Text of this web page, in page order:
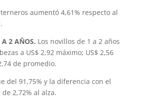
aumentó 4,61% respecto al
A 2 AÑOS. Los novillos de 1 a 2 años
a US$ 2,92 máximo; US$ 2,56
de promedio.
del 91,75% y la diferencia con el
2,72% al alza.